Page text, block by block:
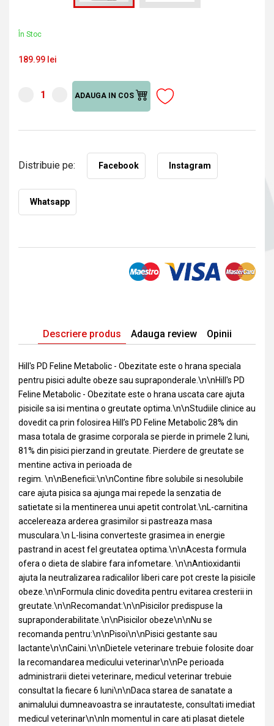
Descriere produs Adauga review Opinii
Hill's PD Feline Metabolic - Obezitate este o hrana speciala
pentru pisici adulte obeze sau supraponderale.\n\nHill's PD
Feline Metabolic - Obezitate este o hrana uscata care ajuta
pisicile sa isi mentina o greutate optima.\n\nStudiile clinice au
dovedit ca prin folosirea Hill’s PD Feline Metabolic 28% din
masa totala de grasime corporala se pierde in primele 2 luni,
81% din pisici pierzand in greutate. Pierdere de greutate se
mentine activa in perioada de
regim. \n\nBeneficii:\n\nContine fibre solubile si nesolubile
care ajuta pisica sa ajunga mai repede la senzatia de
satietate si la mentinerea unui apetit controlat.\nL-carnitina
accelereaza arderea grasimilor si pastreaza masa
musculara.\n L-lisina converteste grasimea in energie
pastrand in acest fel greutatea optima.\n\nAcesta formula
ofera o dieta de slabire fara infometare. \n\nAntioxidantii
ajuta la neutralizarea radicalilor liberi care pot creste la pisicile
obeze.\n\nFormula clinic dovedita pentru evitarea cresterii in
greutate.\n\nRecomandat:\n\nPisicilor predispuse la
supraponderabilitate.\n\nPisicilor obeze\n\nNu se
recomanda pentru:\n\nPisoi\n\nPisici gestante sau
lactante\n\nCaini.\n\nDietele veterinare trebuie folosite doar
la recomandarea medicului veterinar\n\nPe perioada
administrarii dietei veterinare, medicul veterinar trebuie
consultat la fiecare 6 luni\n\nDaca starea de sanatate a
animalului dumneavoastra se inrautateste, consultati imediat
medicul veterinar\n\nIn momentul in care ati plasat dietele
În Stoc
189.99 lei
ADAUGA IN COS
Distribuie pe: Facebook Instagram
Whatsapp